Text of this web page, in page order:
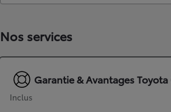
Nos services
Garantie & Avantages
Inclus